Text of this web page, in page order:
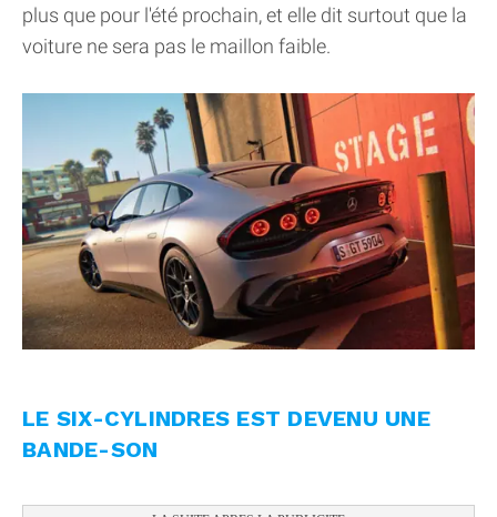
plus que pour l'été prochain, et elle dit surtout que la
voiture ne sera pas le maillon faible.
LE SIX-CYLINDRES EST DEVENU UNE
BANDE-SON